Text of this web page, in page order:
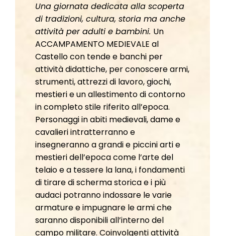
Una giornata dedicata alla scoperta
di tradizioni, cultura, storia ma anche
attività per adulti e bambini. Un
ACCAMPAMENTO MEDIEVALE al
Castello con tende e banchi per
attività didattiche, per conoscere armi,
strumenti, attrezzi di lavoro, giochi,
mestieri e un allestimento di contorno
in completo stile riferito all’epoca.
Personaggi in abiti medievali, dame e
cavalieri intratterranno e
insegneranno a grandi e piccini arti e
mestieri dell’epoca come l’arte del
telaio e a tessere la lana, i fondamenti
di tirare di scherma storica e i più
audaci potranno indossare le varie
armature e impugnare le armi che
saranno disponibili all’interno del
campo militare. Coinvolgenti attività